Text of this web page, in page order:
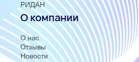
РИДАН
О компании
О нас
Отзывы
Новости